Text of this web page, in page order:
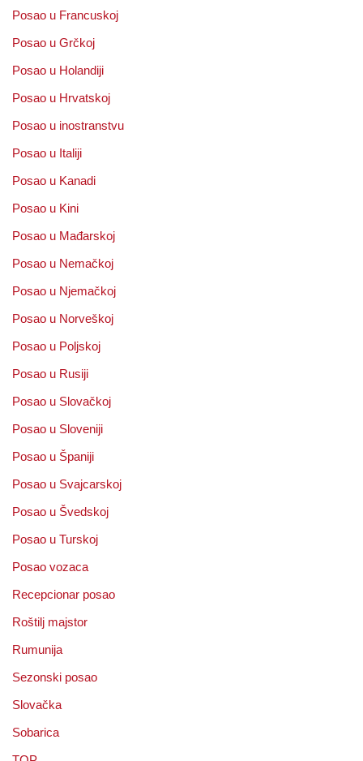
Posao u Francuskoj
Posao u Grčkoj
Posao u Holandiji
Posao u Hrvatskoj
Posao u inostranstvu
Posao u Italiji
Posao u Kanadi
Posao u Kini
Posao u Mađarskoj
Posao u Nemačkoj
Posao u Njemačkoj
Posao u Norveškoj
Posao u Poljskoj
Posao u Rusiji
Posao u Slovačkoj
Posao u Sloveniji
Posao u Španiji
Posao u Svajcarskoj
Posao u Švedskoj
Posao u Turskoj
Posao vozaca
Recepcionar posao
Roštilj majstor
Rumunija
Sezonski posao
Slovačka
Sobarica